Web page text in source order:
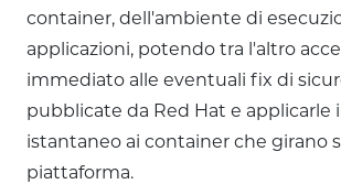
container, dell'ambiente di
applicazioni, potendo tra l'altro
immediato alle eventuali fix di
pubblicate da Red Hat e applicarle
istantaneo ai container che girano
piattaforma.